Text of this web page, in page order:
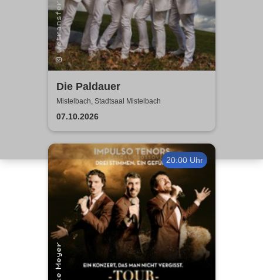
Die Paldauer
Mistelbach, Stadtsaal Mistelbach
07.10.2026
20:00 Uhr